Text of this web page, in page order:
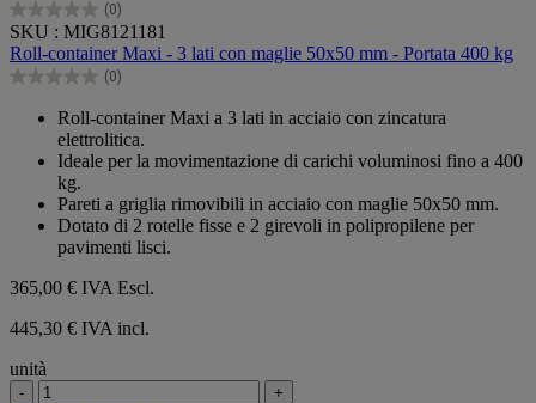
(0)
0.0
su
5
stelle.
SKU : MIG8121181
Roll-container Maxi - 3 lati con maglie 50x50 mm - Portata 400 kg
(0)
0.0
Roll-container Maxi a 3 lati in acciaio con zincatura
elettrolitica.
Ideale per la movimentazione di carichi voluminosi fino a 400
kg.
Pareti a griglia rimovibili in acciaio con maglie 50x50 mm.
Dotato di 2 rotelle fisse e 2 girevoli in polipropilene per
pavimenti lisci.
365,00 € IVA Escl.
445,30 € IVA incl.
unità
- +